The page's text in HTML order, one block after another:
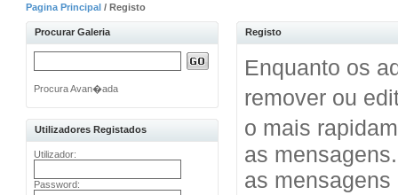
Pagina Principal / Registo
Procurar Galeria
Procura Avan�ada
Utilizadores Registados
Utilizador:
Password:
Registo
Enquanto os
remover ou
o mais
as
as